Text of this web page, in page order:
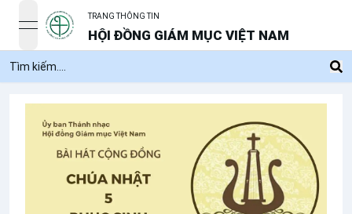
open navigation menu
TRANG THÔNG TIN
HỘI ĐỒNG GIÁM MỤC VIỆT NAM